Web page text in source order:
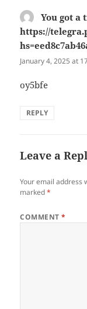
You got a
https://
January 4, 2025 at
oy5bfe
REPLY
Leave a
Your email address
marked*
COMMENT*